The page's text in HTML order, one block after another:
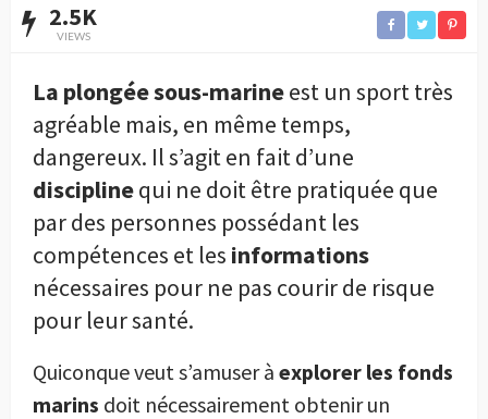
2.5K
VIEWS
La plongée sous-marineest un sport très
agréable mais, en même temps,
dangereux. Il s’agit en fait d’une
disciplinequi ne doit être pratiquée que
par des personnes possédant les
compétences et les informations
nécessaires pour ne pas courir de risque
pour leur santé.
Quiconque veut s’amuser à explorer les fonds
marins doit nécessairement obtenir un